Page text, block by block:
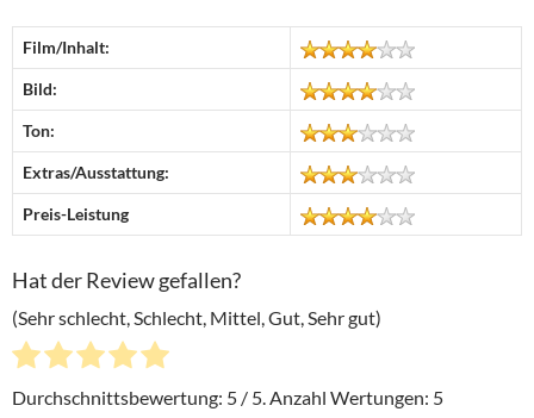
Film/Inhalt:
Bild:
Ton:
Extras/Ausstattung:
Preis-Leistung
Hat der Review gefallen?
(Sehr schlecht, Schlecht, Mittel, Gut, Sehr gut)
Durchschnittsbewertung: 5 / 5. Anzahl Wertungen: 5